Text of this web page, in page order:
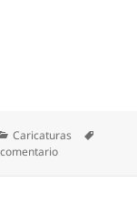
Categorías
Caricaturas
en Rey León